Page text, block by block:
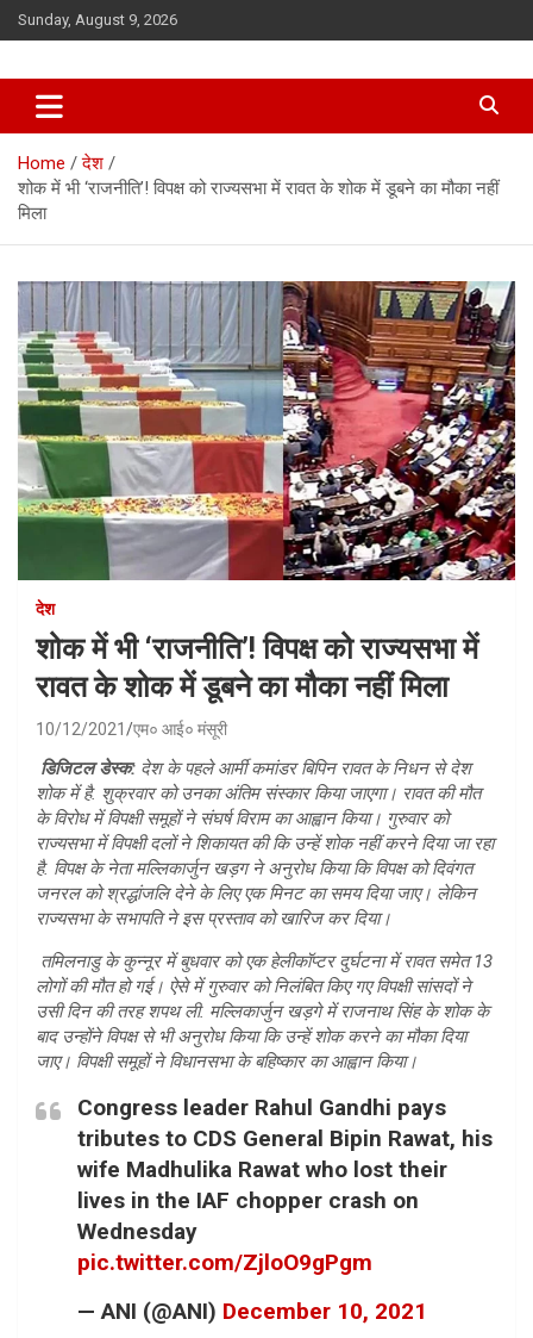
Skip
to
Sunday, August 9, 2026
Home
देश
शोक में भी ‘राजनीति’! विपक्ष को राज्यसभा में रावत के शोक में डूबने का मौका नहीं
मिला
देश
शोक में भी ‘राजनीति’! विपक्ष को राज्यसभा में
रावत के शोक में डूबने का मौका नहीं मिला
10/12/2021 एम० आई० मंसूरी
डिजिटल डेस्क: देश के पहले आर्मी कमांडर बिपिन रावत के निधन से देश
शोक में है. शुक्रवार को उनका अंतिम संस्कार किया जाएगा। रावत की मौत
के विरोध में विपक्षी समूहों ने संघर्ष विराम का आह्वान किया। गुरुवार को
राज्यसभा में विपक्षी दलों ने शिकायत की कि उन्हें शोक नहीं करने दिया जा रहा
है. विपक्ष के नेता मल्लिकार्जुन खड़ग ने अनुरोध किया कि विपक्ष को दिवंगत
जनरल को श्रद्धांजलि देने के लिए एक मिनट का समय दिया जाए। लेकिन
राज्यसभा के सभापति ने इस प्रस्ताव को खारिज कर दिया।
तमिलनाडु के कुन्नूर में बुधवार को एक हेलीकॉप्टर दुर्घटना में रावत समेत 13
लोगों की मौत हो गई। ऐसे में गुरुवार को निलंबित किए गए विपक्षी सांसदों ने
उसी दिन की तरह शपथ ली. मल्लिकार्जुन खड़गे में राजनाथ सिंह के शोक के
बाद उन्होंने विपक्ष से भी अनुरोध किया कि उन्हें शोक करने का मौका दिया
जाए। विपक्षी समूहों ने विधानसभा के बहिष्कार का आह्वान किया।
Congress leader Rahul Gandhi pays
tributes to CDS General Bipin Rawat, his
wife Madhulika Rawat who lost their
lives in the IAF chopper crash on
Wednesday
pic.twitter.com/ZjloO9gPgm
— ANI (@ANI) December 10, 2021